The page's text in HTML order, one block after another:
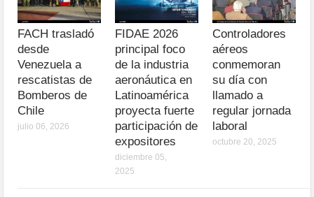
FACH trasladó
desde
Venezuela a
rescatistas de
Bomberos de
Chile
julio 06, 2026
FIDAE 2026
principal foco
de la industria
aeronáutica en
Latinoamérica
proyecta fuerte
participación de
expositores
diciembre 05,
2025
Controladores
aéreos
conmemoran
su día con
llamado a
regular jornada
laboral
octubre 20, 2025